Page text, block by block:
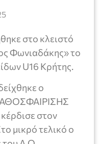
στο κλειστό
Φωνιαδάκης» το
U16 Κρήτης.
ο
στον
μικρό τελικό ο